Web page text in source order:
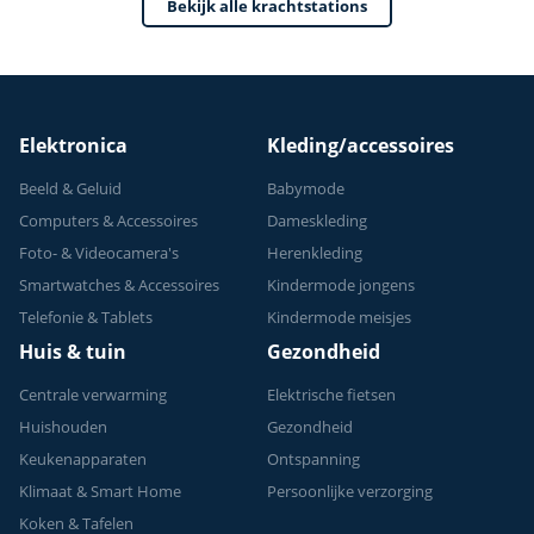
Verstelbaar -
Krachttraining - Tot
Bekijk alle krachtstations
Elektronica
Beeld & Geluid
Computers & Accessoires
Foto- & Videocamera's
Smartwatches & Accessoires
Telefonie & Tablets
Kleding/accessoires
Babymode
Dameskleding
Herenkleding
Kindermode jongens
Kindermode meisjes
Huis & tuin
Centrale verwarming
Huishouden
Keukenapparaten
Klimaat & Smart Home
Koken & Tafelen
Gezondheid
Elektrische fietsen
Gezondheid
Ontspanning
Persoonlijke verzorging